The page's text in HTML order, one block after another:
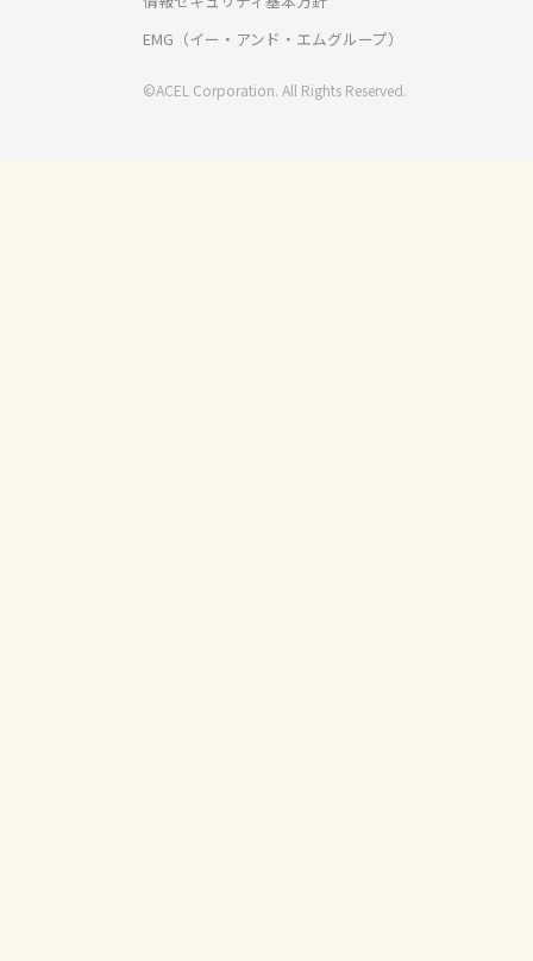
EMG（イー・アンド・エムグループ）